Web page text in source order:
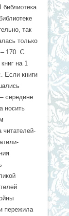
библиотека
так
только
170. С
на 1
Если книги
середине
носить
читателей-
пережила